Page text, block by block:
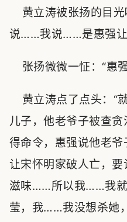
黄立涛被张扬的目光
说……我说……是惠强
张扬微微一怔：“惠
黄立涛点了点头：“
儿子，他老爷子被查
得命令，惠强说他老
让宋怀明家破人亡，
滋味……所以我……我就
莹，我……我没想杀她